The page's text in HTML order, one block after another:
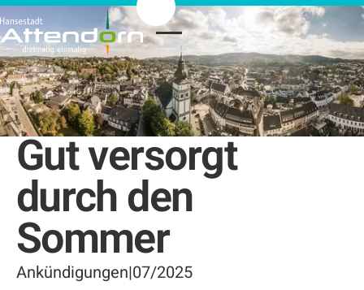
Gut versorgt
durch den
Sommer
Ankündigungen|07/2025